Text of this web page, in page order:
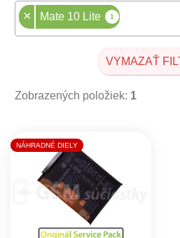
× Mate 10 Lite 1
VYMAZAŤ
Zobrazených položiek: 1
Výpis produktov
NÁHRADNÉ DIELY